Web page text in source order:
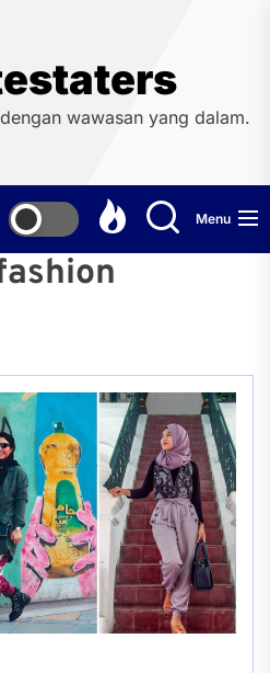
wawasan yang dalam.
Menu